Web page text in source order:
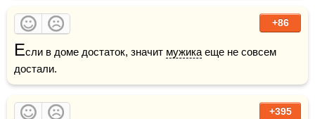
+86
Если в доме достаток, значит мужика еще не совсем
достали.
+395